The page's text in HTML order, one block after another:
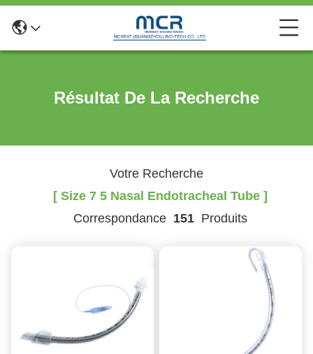
Résultat De La Recherche
Votre Recherche
[ Size 7 5 Nasal Endotracheal Tube ]
Correspondance 151Produits